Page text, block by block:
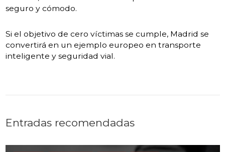
seguro y cómodo.
Si el objetivo de cero víctimas se cumple, Madrid se
convertirá en un ejemplo europeo en transporte
inteligente y seguridad vial.
Entradas recomendadas